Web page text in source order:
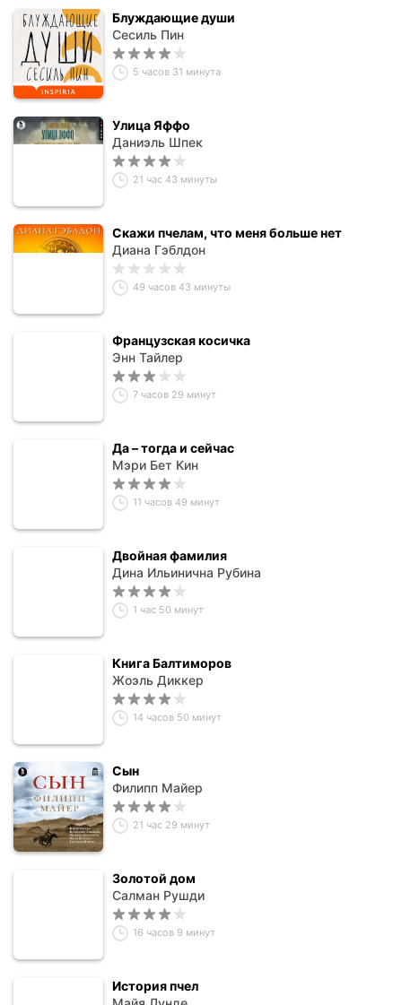
Блуждающие души
Сесиль Пин
5 часов 31 минута
Улица Яффо
Даниэль Шпек
21 час 43 минуты
Скажи пчелам, что меня больше нет
Диана Гэблдон
49 часов 43 минуты
Французская косичка
Энн Тайлер
7 часов 29 минут
Да – тогда и сейчас
Мэри Бет Кин
11 часов 49 минут
Двойная фамилия
Дина Ильинична Рубина
1 час 50 минут
Книга Балтиморов
Жоэль Диккер
14 часов 50 минут
Сын
Филипп Майер
21 час 29 минут
Золотой дом
Салман Рушди
16 часов 9 минут
История пчел